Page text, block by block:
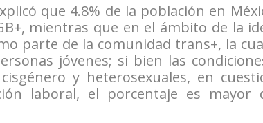
que 4.8% de la población en
mientras que en el ámbito de la
parte de la comunidad trans+, la
jóvenes; si bien las
y heterosexuales, en
laboral, el porcentaje es mayor